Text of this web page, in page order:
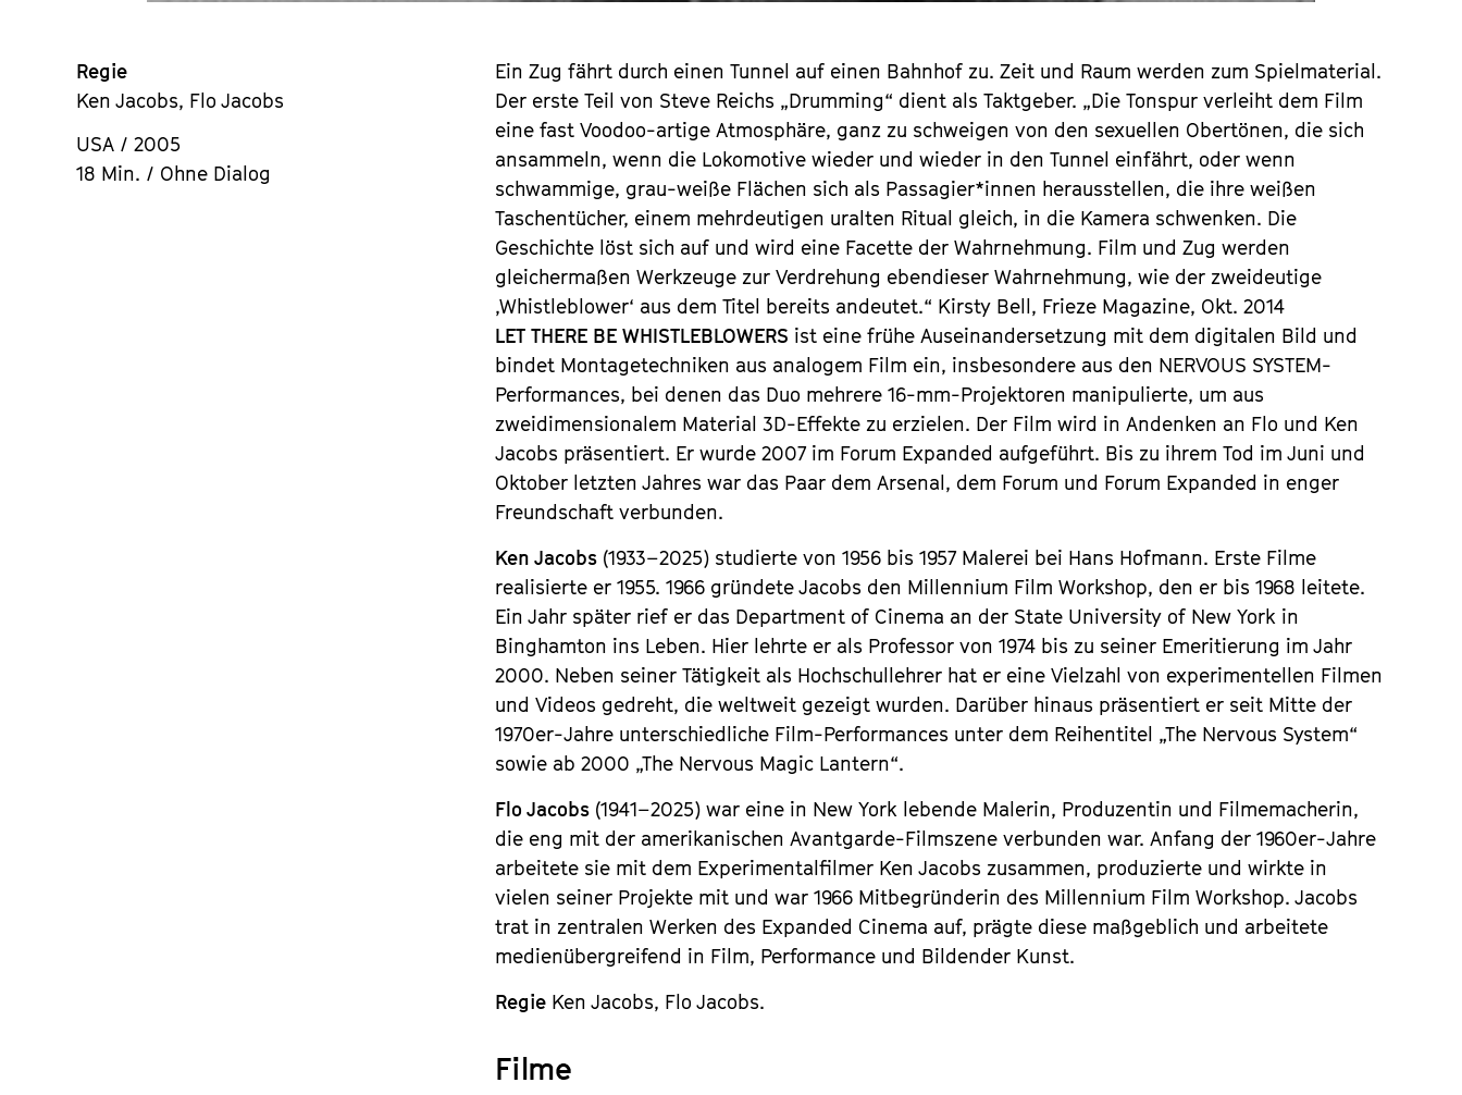
Regie
Ken Jacobs, Flo Jacobs
USA / 2005
18 Min. / Ohne Dialog
Ein Zug fährt durch einen Tunnel auf einen Bahnhof zu. Zeit und Raum werden zum Spielmaterial.
Der erste Teil von Steve Reichs „Drumming“ dient als Taktgeber. „Die Tonspur verleiht dem Film
eine fast Voodoo-artige Atmosphäre, ganz zu schweigen von den sexuellen Obertönen, die sich
ansammeln, wenn die Lokomotive wieder und wieder in den Tunnel einfährt, oder wenn
schwammige, grau-weiße Flächen sich als Passagier*innen herausstellen, die ihre weißen
Taschentücher, einem mehrdeutigen uralten Ritual gleich, in die Kamera schwenken. Die
Geschichte löst sich auf und wird eine Facette der Wahrnehmung. Film und Zug werden
gleichermaßen Werkzeuge zur Verdrehung ebendieser Wahrnehmung, wie der zweideutige
,Whistleblower‘ aus dem Titel bereits andeutet.“ Kirsty Bell, Frieze Magazine, Okt. 2014
LET THERE BE WHISTLEBLOWERS ist eine frühe Auseinandersetzung mit dem digitalen Bild und
bindet Montagetechniken aus analogem Film ein, insbesondere aus den NERVOUS SYSTEM-
Performances, bei denen das Duo mehrere 16-mm-Projektoren manipulierte, um aus
zweidimensionalem Material 3D-Effekte zu erzielen. Der Film wird in Andenken an Flo und Ken
Jacobs präsentiert. Er wurde 2007 im Forum Expanded aufgeführt. Bis zu ihrem Tod im Juni und
Oktober letzten Jahres war das Paar dem Arsenal, dem Forum und Forum Expanded in enger
Freundschaft verbunden.
Ken Jacobs (1933–2025) studierte von 1956 bis 1957 Malerei bei Hans Hofmann. Erste Filme
realisierte er 1955. 1966 gründete Jacobs den Millennium Film Workshop, den er bis 1968 leitete.
Ein Jahr später rief er das Department of Cinema an der State University of New York in
Binghamton ins Leben. Hier lehrte er als Professor von 1974 bis zu seiner Emeritierung im Jahr
2000. Neben seiner Tätigkeit als Hochschullehrer hat er eine Vielzahl von experimentellen Filmen
und Videos gedreht, die weltweit gezeigt wurden. Darüber hinaus präsentiert er seit Mitte der
1970er-Jahre unterschiedliche Film-Performances unter dem Reihentitel „The Nervous System“
sowie ab 2000 „The Nervous Magic Lantern“.
Flo Jacobs (1941–2025) war eine in New York lebende Malerin, Produzentin und Filmemacherin,
die eng mit der amerikanischen Avantgarde-Filmszene verbunden war. Anfang der 1960er-Jahre
arbeitete sie mit dem Experimentalfilmer Ken Jacobs zusammen, produzierte und wirkte in
vielen seiner Projekte mit und war 1966 Mitbegründerin des Millennium Film Workshop. Jacobs
trat in zentralen Werken des Expanded Cinema auf, prägte diese maßgeblich und arbeitete
medienübergreifend in Film, Performance und Bildender Kunst.
Regie Ken Jacobs, Flo Jacobs.
Filme